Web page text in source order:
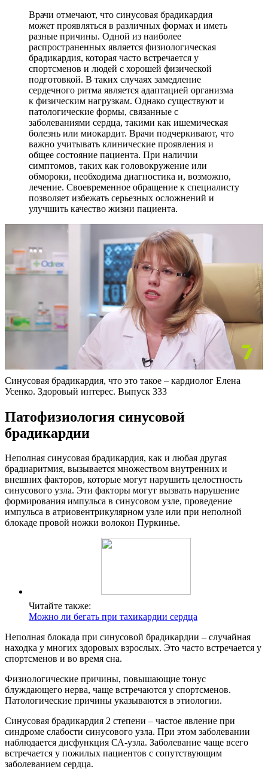
Врачи отмечают, что синусовая брадикардия
может проявляться в различных формах и иметь
разные причины. Одной из наиболее
распространенных является физиологическая
брадикардия, которая часто встречается у
спортсменов и людей с хорошей физической
подготовкой. В таких случаях замедление
сердечного ритма является адаптацией организма
к физическим нагрузкам. Однако существуют и
патологические формы, связанные с
заболеваниями сердца, такими как ишемическая
болезнь или миокардит. Врачи подчеркивают, что
важно учитывать клинические проявления и
общее состояние пациента. При наличии
симптомов, таких как головокружение или
обмороки, необходима диагностика и, возможно,
лечение. Своевременное обращение к специалисту
позволяет избежать серьезных осложнений и
улучшить качество жизни пациента.
Синусовая брадикардия, что это такое – кардиолог Елена
Усенко. Здоровый интерес. Выпуск 333
Патофизиология синусовой
брадикардии
Неполная синусовая брадикардия, как и любая другая
брадиаритмия, вызывается множеством внутренних и
внешних факторов, которые могут нарушить целостность
синусового узла. Эти факторы могут вызвать нарушение
формирования импульса в синусовом узле, проведение
импульса в атриовентрикулярном узле или при неполной
блокаде провой ножки волокон Пуркинье.
Читайте также:
Можно ли бегать при тахикардии сердца
Неполная блокада при синусовой брадикардии – случайная
находка у многих здоровых взрослых. Это часто встречается у
спортсменов и во время сна.
Физиологические причины, повышающие тонус
блуждающего нерва, чаще встречаются у спортсменов.
Патологические причины указываются в этиологии.
Синусовая брадикардия 2 степени – частое явление при
синдроме слабости синусового узла. При этом заболевании
наблюдается дисфункция СА-узла. Заболевание чаще всего
встречается у пожилых пациентов с сопутствующим
заболеванием сердца.